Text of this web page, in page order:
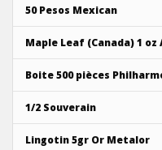
50 Pesos Mexican
Maple Leaf (Canada) 1 oz
Boite 500 pièces
1/2 Souverain
Lingotin 5gr Or Metalor